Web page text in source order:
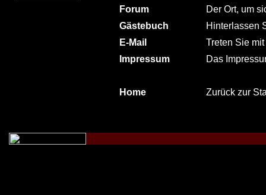
Forum
Der Ort, um
Gästebuch
Hinterlassen
E-Mail
Treten Sie
Impressum
Das
Home Zurück zur